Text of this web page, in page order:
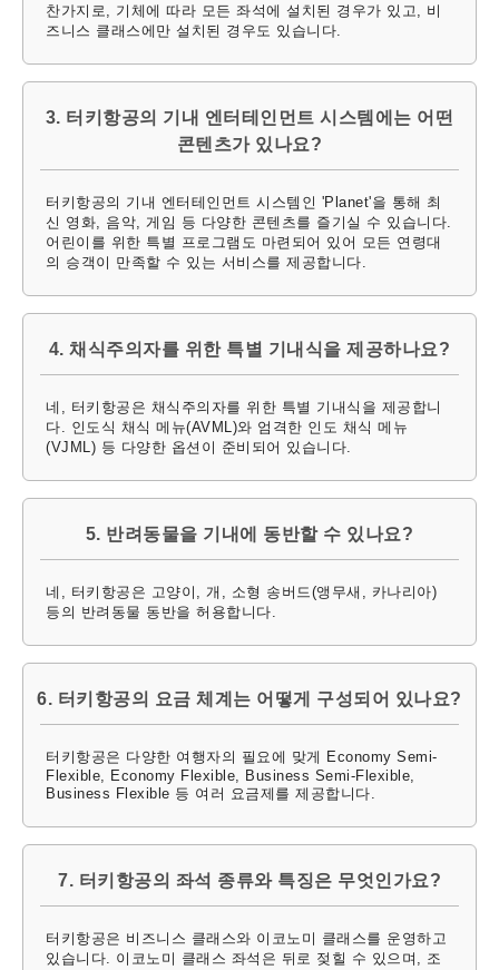
찬가지로, 기체에 따라 모든 좌석에 설치된 경우가 있고, 비
즈니스 클래스에만 설치된 경우도 있습니다.
3. 터키항공의 기내 엔터테인먼트 시스템에는 어떤
콘텐츠가 있나요?
터키항공의 기내 엔터테인먼트 시스템인 'Planet'을 통해 최
신 영화, 음악, 게임 등 다양한 콘텐츠를 즐기실 수 있습니다.
어린이를 위한 특별 프로그램도 마련되어 있어 모든 연령대
의 승객이 만족할 수 있는 서비스를 제공합니다.
4. 채식주의자를 위한 특별 기내식을 제공하나요?
네, 터키항공은 채식주의자를 위한 특별 기내식을 제공합니
다. 인도식 채식 메뉴(AVML)와 엄격한 인도 채식 메뉴
(VJML) 등 다양한 옵션이 준비되어 있습니다.
5. 반려동물을 기내에 동반할 수 있나요?
네, 터키항공은 고양이, 개, 소형 송버드(앵무새, 카나리아)
등의 반려동물 동반을 허용합니다.
6. 터키항공의 요금 체계는 어떻게 구성되어 있나요?
터키항공은 다양한 여행자의 필요에 맞게 Economy Semi-
Flexible, Economy Flexible, Business Semi-Flexible,
Business Flexible 등 여러 요금제를 제공합니다.
7. 터키항공의 좌석 종류와 특징은 무엇인가요?
터키항공은 비즈니스 클래스와 이코노미 클래스를 운영하고
있습니다. 이코노미 클래스 좌석은 뒤로 젖힐 수 있으며, 조